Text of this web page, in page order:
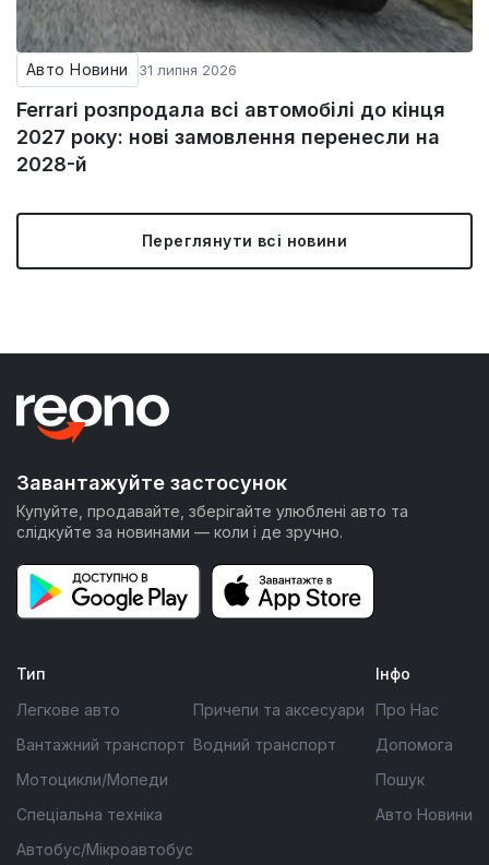
Авто Новини 31 липня 2026
Ferrari розпродала всі автомобілі до кінця
2027 року: нові замовлення перенесли на
2028-й
Переглянути всі новини
Завантажуйте застосунок
Купуйте, продавайте, зберігайте улюблені авто та
слідкуйте за новинами — коли і де зручно.
Тип
Легкове авто
Вантажний транспорт
Мотоцикли/Мопеди
Спеціальна техніка
Автобус/Мікроавтобус
Причепи та аксесуари
Водний транспорт
Інфо
Про Нас
Допомога
Пошук
Авто Новини